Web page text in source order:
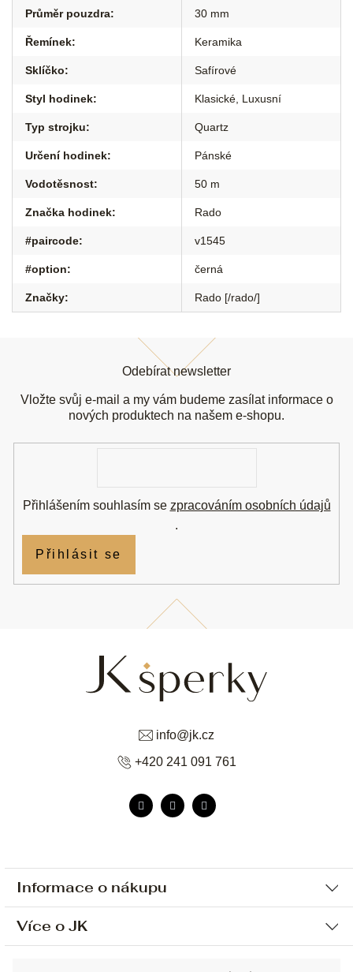
Průměr pouzdra: 30 mm
Řemínek: Keramika
Sklíčko: Safírové
Styl hodinek: Klasické Luxusní
Typ strojku: Quartz
Určení hodinek: Pánské
Vodotěsnost: 50 m
Značka hodinek: Rado
#paircode: v1545
#option: černá
Značky: Rado [/rado/]
Informace o nákupu
Ochrana osobních údajů
Více o JK
info@jk.cz
+420 241 091 761
Odebírat newsletter
Vložte svůj e-mail a my vám budeme zasílat informace o
nových produktech na našem e-shopu.
Přihlášením souhlasím se zpracováním osobních údajů
.
Přihlásit se